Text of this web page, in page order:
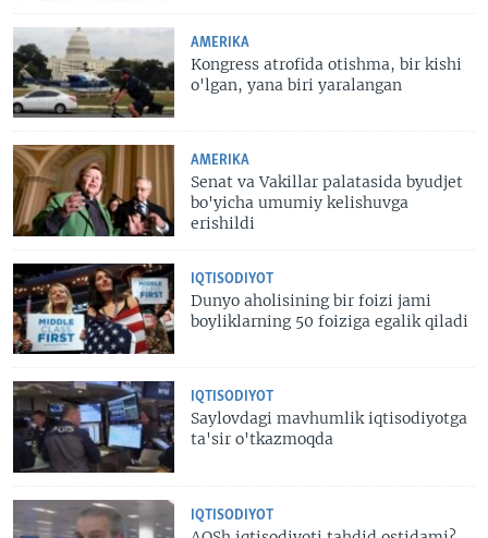
AMERIKA
Kongress atrofida otishma, bir kishi
o'lgan, yana biri yaralangan
AMERIKA
Senat va Vakillar palatasida byudjet
bo'yicha umumiy kelishuvga
erishildi
IQTISODIYOT
Dunyo aholisining bir foizi jami
boyliklarning 50 foiziga egalik qiladi
IQTISODIYOT
Saylovdagi mavhumlik iqtisodiyotga
ta'sir o'tkazmoqda
IQTISODIYOT